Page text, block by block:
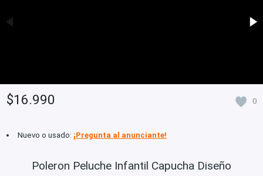
$16.990 0
Nuevo o usado: ¡Pregunta al anunciante!
Poleron Peluche Infantil Capucha Diseño